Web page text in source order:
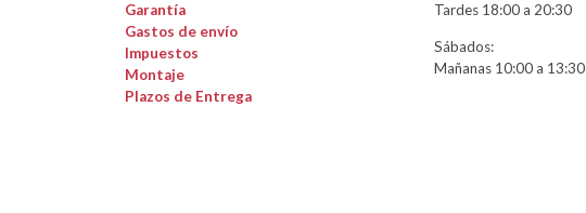
Garantía
Gastos de envío
Impuestos
Montaje
Plazos de Entrega
Tardes 18:00 a 20:30
Sábados:
Mañanas 10:00 a 13:30